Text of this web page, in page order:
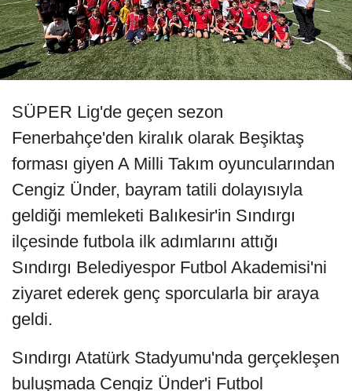
SÜPER Lig'de geçen sezon
Fenerbahçe'den kiralık olarak Beşiktaş
forması giyen A Milli Takım oyuncularından
Cengiz Ünder, bayram tatili dolayısıyla
geldiği memleketi Balıkesir'in Sındırgı
ilçesinde futbola ilk adımlarını attığı
Sındırgı Belediyespor Futbol Akademisi'ni
ziyaret ederek genç sporcularla bir araya
geldi.
Sındırgı Atatürk Stadyumu'nda gerçekleşen
buluşmada Cengiz Ünder'i Futbol